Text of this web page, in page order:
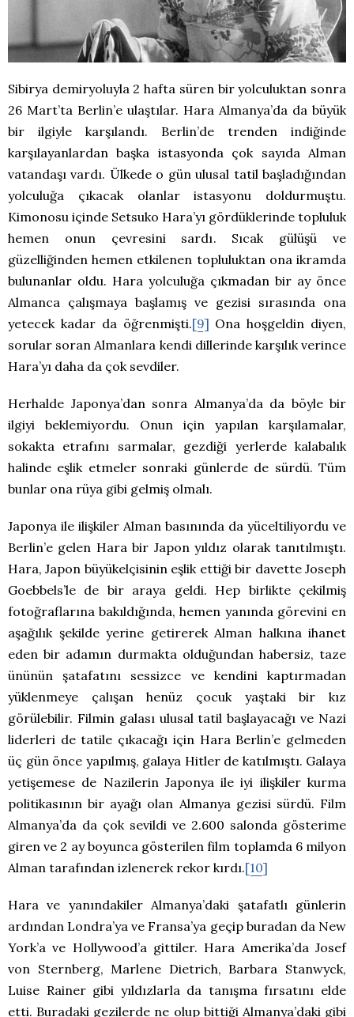
Sibirya demiryoluyla 2 hafta süren bir yolculuktan sonra
26 Mart’ta Berlin’e ulaştılar. Hara Almanya’da da büyük
bir ilgiyle karşılandı. Berlin’de trenden indiğinde
karşılayanlardan başka istasyonda çok sayıda Alman
vatandaşı vardı. Ülkede o gün ulusal tatil başladığından
yolculuğa çıkacak olanlar istasyonu doldurmuştu.
Kimonosu içinde Setsuko Hara’yı gördüklerinde topluluk
hemen onun çevresini sardı. Sıcak gülüşü ve
güzelliğinden hemen etkilenen topluluktan ona ikramda
bulunanlar oldu. Hara yolculuğa çıkmadan bir ay önce
Almanca çalışmaya başlamış ve gezisi sırasında ona
yetecek kadar da öğrenmişti.[9] Ona hoşgeldin diyen,
sorular soran Almanlara kendi dillerinde karşılık verince
Hara’yı daha da çok sevdiler.
Herhalde Japonya’dan sonra Almanya’da da böyle bir
ilgiyi beklemiyordu. Onun için yapılan karşılamalar,
sokakta etrafını sarmalar, gezdiği yerlerde kalabalık
halinde eşlik etmeler sonraki günlerde de sürdü. Tüm
bunlar ona rüya gibi gelmiş olmalı.
Japonya ile ilişkiler Alman basınında da yüceltiliyordu ve
Berlin’e gelen Hara bir Japon yıldız olarak tanıtılmıştı.
Hara, Japon büyükelçisinin eşlik ettiği bir davette Joseph
Goebbels’le de bir araya geldi. Hep birlikte çekilmiş
fotoğraflarına bakıldığında, hemen yanında görevini en
aşağılık şekilde yerine getirerek Alman halkına ihanet
eden bir adamın durmakta olduğundan habersiz, taze
ününün şatafatını sessizce ve kendini kaptırmadan
yüklenmeye çalışan henüz çocuk yaştaki bir kız
görülebilir. Filmin galası ulusal tatil başlayacağı ve Nazi
liderleri de tatile çıkacağı için Hara Berlin’e gelmeden
üç gün önce yapılmış, galaya Hitler de katılmıştı. Galaya
yetişemese de Nazilerin Japonya ile iyi ilişkiler kurma
politikasının bir ayağı olan Almanya gezisi sürdü. Film
Almanya’da da çok sevildi ve 2.600 salonda gösterime
giren ve 2 ay boyunca gösterilen film toplamda 6 milyon
Alman tarafından izlenerek rekor kırdı.[10]
Hara ve yanındakiler Almanya’daki şatafatlı günlerin
ardından Londra’ya ve Fransa’ya geçip buradan da New
York’a ve Hollywood’a gittiler. Hara Amerika’da Josef
von Sternberg, Marlene Dietrich, Barbara Stanwyck,
Luise Rainer gibi yıldızlarla da tanışma fırsatını elde
etti. Buradaki gezilerde ne olup bittiği Almanya’daki gibi